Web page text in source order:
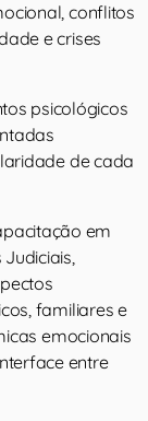
conflitos
e crises
psicológicos
de cada
em
familiares e
emocionais
entre